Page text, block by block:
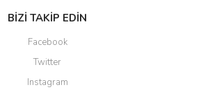
BİZİ TAKİP EDİN
Facebook
Twitter
Instagram